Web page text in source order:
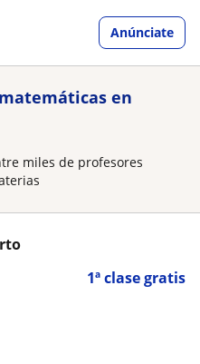
Anúnciate
en
miles de profesores
1ª clase gratis